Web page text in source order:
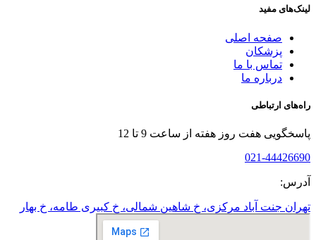
لینک‌های مفید
صفحه اصلی
پزشکان
تماس با ما
درباره ما
راه‌های ارتباطی
پاسخگویی هفت روز هفته از ساعت 9 تا 12
021-44426690
آدرس:
تهران جنت آباد مرکزی، خ شاهین شمالی، خ کبیری طامه، خ بهار